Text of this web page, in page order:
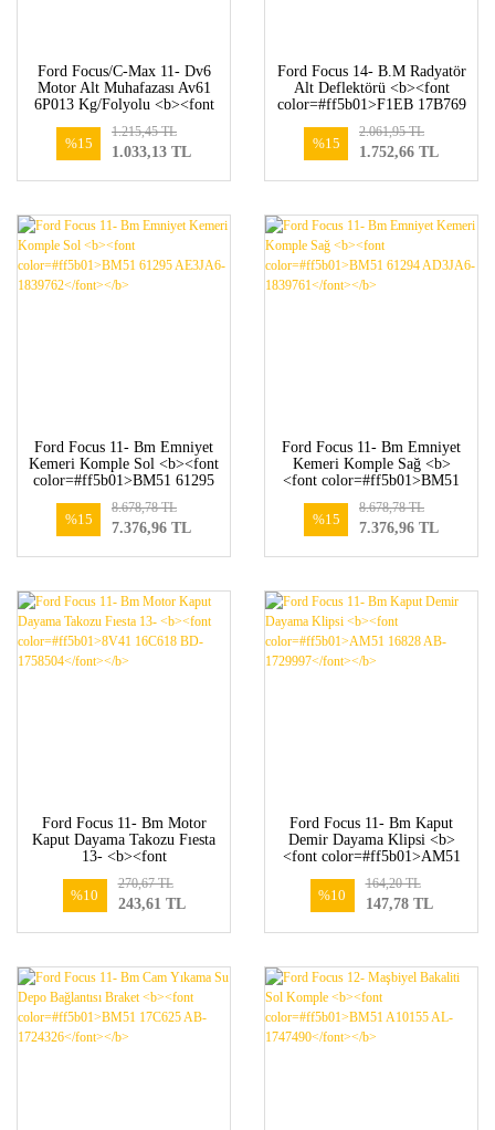
Ford Focus/C-Max 11- Dv6
Motor Alt Muhafazası Av61
6P013 Kg/Folyolu <b><font
KH-1840364</font></b>
%15
1.033,13 TL
1.215,45 TL
Ford Focus 14- B.M Radyatör
Alt Deflektörü <b><font
color=#ff5b01>F1EB 17B769
%15
1.752,66 TL
2.061,95 TL
Ford Focus 11- Bm Emniyet
Kemeri Komple Sol <b><font
color=#ff5b01>BM51 61295
%15
7.376,96 TL
8.678,78 TL
Ford Focus 11- Bm Emniyet
Kemeri Komple Sağ <b>
<font color=#ff5b01>BM51
1839761</font></b>
%15
7.376,96 TL
8.678,78 TL
Ford Focus 11- Bm Motor
Kaput Dayama Takozu Fıesta
13- <b><font
BD-1758504</font></b>
%10
243,61 TL
270,67 TL
Ford Focus 11- Bm Kaput
Demir Dayama Klipsi <b>
<font color=#ff5b01>AM51
</b>
%10
147,78 TL
164,20 TL